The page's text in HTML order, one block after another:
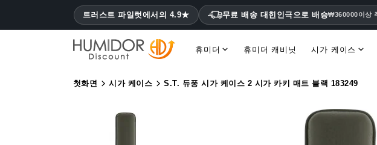
트러스트 파일럿에서의 4.9★ 무료 배송 대힌인극으로 배승₩360000이상
휴미더 휴미더 캐비닛 시가 케이스
첫화면 시가 케이스 S.T. 듀퐁 시가 케이스 2 시가 카키 매트 블랙 183249